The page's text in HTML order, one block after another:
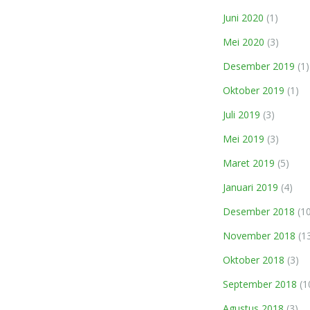
Juni 2020 (1)
Mei 2020 (3)
Desember 2019 (1)
Oktober 2019 (1)
Juli 2019 (3)
Mei 2019 (3)
Maret 2019 (5)
Januari 2019 (4)
Desember 2018
November 2018
Oktober 2018 (3)
September 2018